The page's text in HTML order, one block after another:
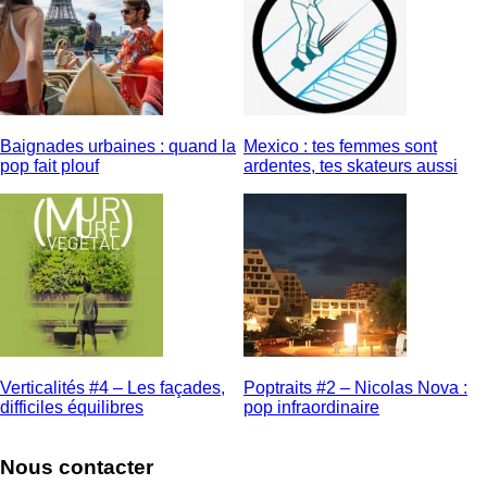
Baignades urbaines : quand la
pop fait plouf
Mexico : tes femmes sont
ardentes, tes skateurs aussi
Verticalités #4 – Les façades,
difficiles équilibres
Poptraits #2 – Nicolas Nova :
pop infraordinaire
Nous contacter